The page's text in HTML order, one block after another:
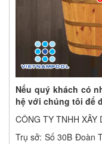
Nếu quý khách có
hệ với chúng tôi để
CÔNG TY TNHH XÂY
Trụ sở: Số 30B Đoàn